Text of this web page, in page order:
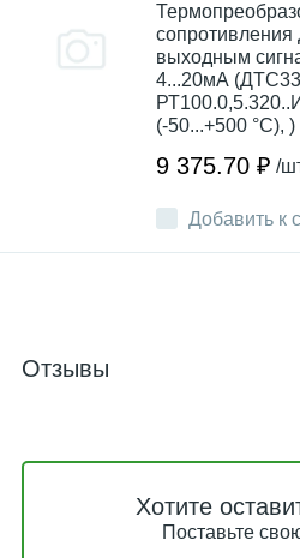
Добавить к
выходным
4...20мА
(-50...+500 °С), )
9 375.70 ₽ /
Отзывы
Хотите
Поставьте